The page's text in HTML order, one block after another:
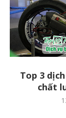
Top 3
chất